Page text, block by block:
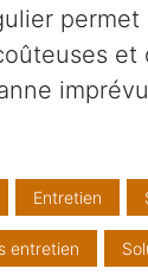
permet
et
Entretien
entretien